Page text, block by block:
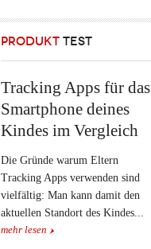
PRODUKT TEST
Tracking Apps für das
Smartphone deines
Kindes im Vergleich
Die Gründe warum Eltern
Tracking Apps verwenden sind
vielfältig: Man kann damit den
aktuellen Standort des Kindes...
mehr lesen